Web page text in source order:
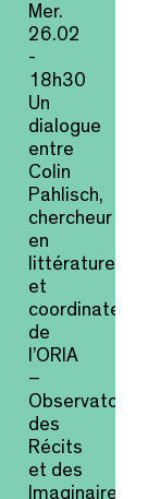
Mer.
26.02
-
18h30
Un
dialogue
entre
Colin
Pahlisch,
chercheur
en
littérature,
et
coordinateur
de
l’ORIA
–
Observatoire
des
Récits
et des
Imaginaires